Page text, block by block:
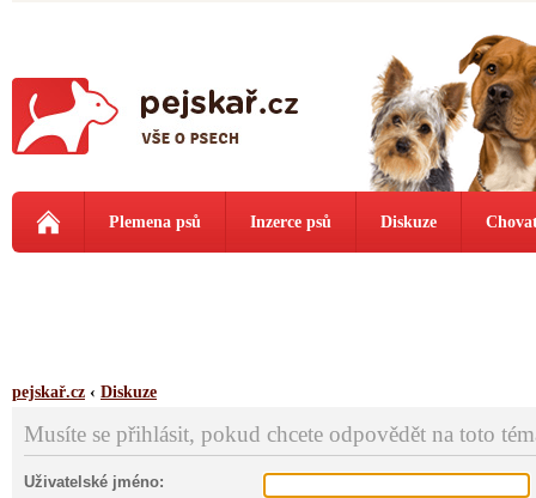
Plemena psů Inzerce psů Diskuze
pejskař.cz ‹ Diskuze
Musíte se přihlásit, pokud chcete odpovědět na toto
Uživatelské jméno: